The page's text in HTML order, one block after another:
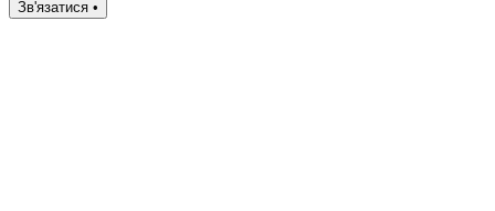
Зв'язатися •